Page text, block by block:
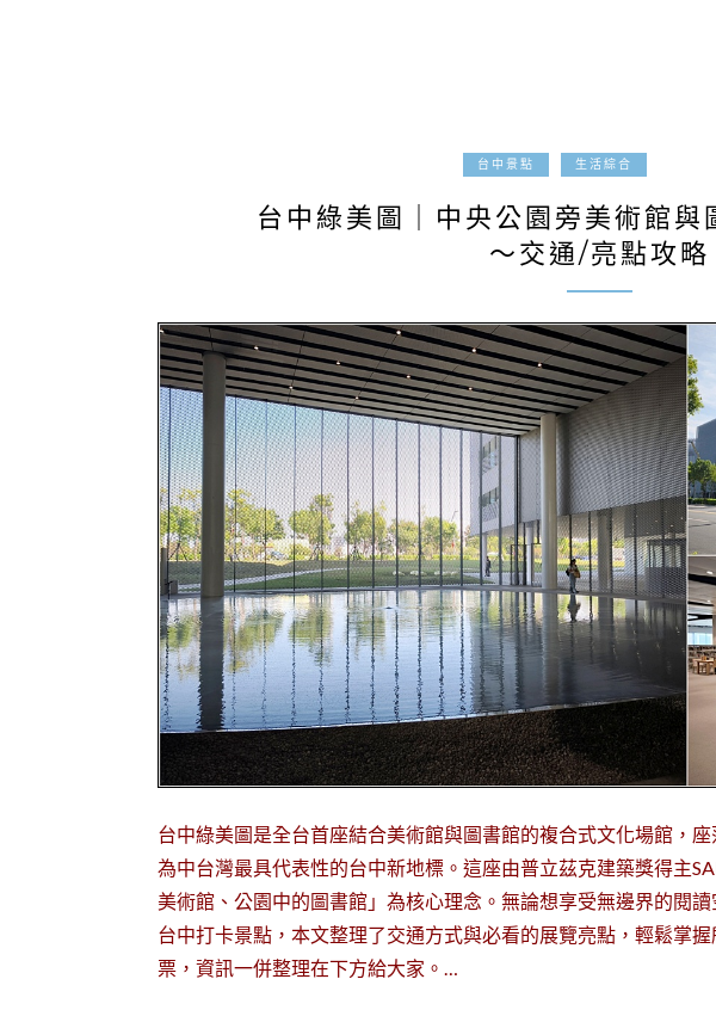
台中景點 生活綜合
台中綠美圖｜中央公園旁美術館與
～交通/亮點攻略
台中綠美圖是全台首座結合美術館與圖書館的複合式文化場館，
為中台灣最具代表性的台中新地標。這座由普立茲克建築獎得主
美術館、公園中的圖書館」為核心理念。無論想享受無邊界的閱
台中打卡景點，本文整理了交通方式與必看的展覽亮點，輕鬆掌
票，資訊一併整理在下方給大家。…